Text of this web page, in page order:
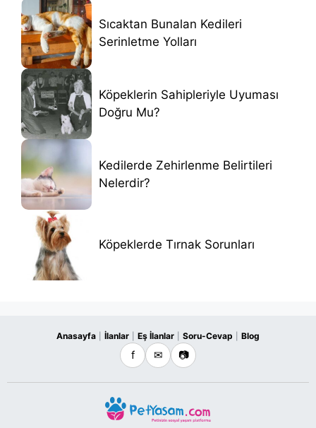
Sıcaktan Bunalan Kedileri
Serinletme Yolları
Köpeklerin Sahipleriyle Uyuması
Doğru Mu?
Kedilerde Zehirlenme Belirtileri
Nelerdir?
Köpeklerde Tırnak Sorunları
Anasayfa İlanlar Eş İlanlar Soru-Cevap Blog
f ✉ 📷